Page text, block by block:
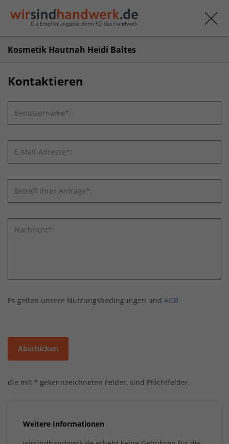
Kosmetik Hautnah Heidi Baltes
Kontaktieren
Benutzername*:
E-Mail-Adresse*:
Betreff Ihrer Anfrage*:
Nachricht*:
Es gelten unsere Nutzungsbedingungen und AGB
Abschicken
die mit * gekennzeichneten Felder, sind Pflichtfelder.
Weitere Informationen